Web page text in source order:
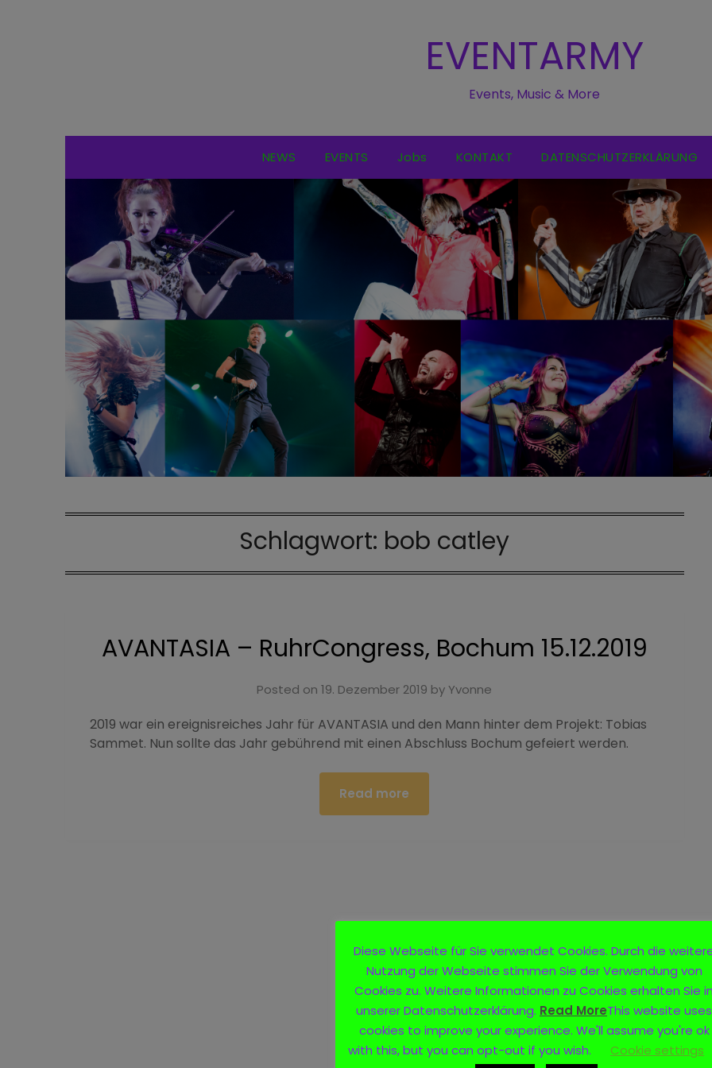
EVENTARMY
Events, Music & More
NEWS EVENTS Jobs KONTAKT DATENSCHUTZERKLÄRUNG
Schlagwort: bob catley
AVANTASIA – RuhrCongress, Bochum 15.12.2019
Posted on19. Dezember 2019 byYvonne
2019 war ein ereignisreiches Jahr für AVANTASIA und den Mann hinter dem Projekt: Tobias
Sammet. Nun sollte das Jahr gebührend mit einen Abschluss Bochum gefeiert werden.
Read more
Diese Webseite für Sie verwendet Cookies. Durch die
Nutzung der Webseite stimmen Sie der Verwendung von
Cookies zu. Weitere Informationen zu Cookies erhalten Sie
unserer Datenschutzerklärung. Read MoreThis website uses
cookies to improve your experience. We'll assume you're ok
with this, but you can opt-out if you wish.
Cookie settings